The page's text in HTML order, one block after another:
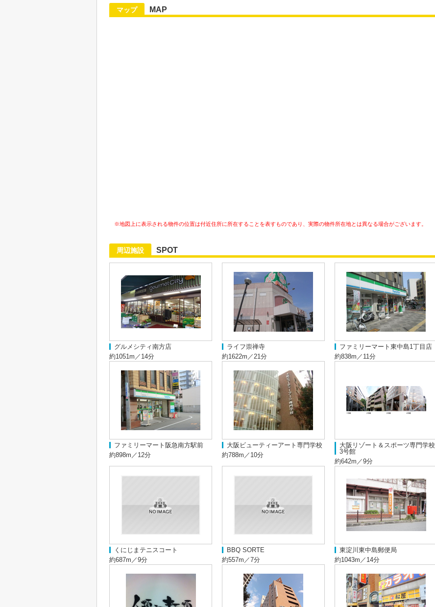
マップ MAP
※地図上に表示される物件の位置は付近住所に所在することを表すものであり、実際の物件所在地とは異なる場合がございます。
周辺施設 SPOT
グルメシティ南方店
約1051m／14分
ライフ崇禅寺
約1622m／21分
ファミリーマート東中島1丁目店
約838m／11分
ファミリーマート阪急南方駅前
約898m／12分
大阪ビューティーアート専門学校
約788m／10分
大阪リゾート＆スポーツ専門学校
3号館
約642m／9分
くにじまテニスコート
約687m／9分
BBQ SORTE
約557m／7分
東淀川東中島郵便局
約1043m／14分